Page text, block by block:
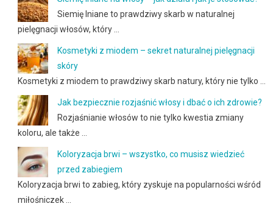
Siemię lniane to prawdziwy skarb w naturalnej
pielęgnacji włosów, który …
Kosmetyki z miodem – sekret naturalnej pielęgnacji
skóry
Kosmetyki z miodem to prawdziwy skarb natury, który nie tylko …
Jak bezpiecznie rozjaśnić włosy i dbać o ich zdrowie?
Rozjaśnianie włosów to nie tylko kwestia zmiany
koloru, ale także …
Koloryzacja brwi – wszystko, co musisz wiedzieć
przed zabiegiem
Koloryzacja brwi to zabieg, który zyskuje na popularności wśród
miłośniczek …